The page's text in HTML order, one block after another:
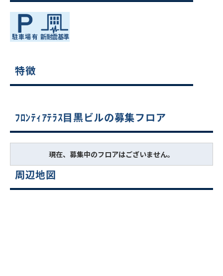
特徴
ﾌﾛﾝﾃｨｱﾃﾗｽ目黒ビルの募集フロア
現在、募集中のフロアはございません。
周辺地図